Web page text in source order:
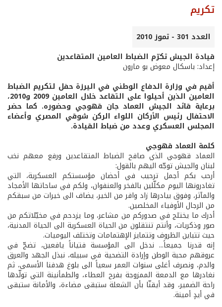
تكريم
العدد 301 - تموز 2010
قيادة الجيش تكرّم الضباط العامين المتقاعدين
إعداد: باسكال معوض بو مارون
أقيم في وزارة الدفاع الوطني في اليرزة حفل لتكريم الضباط
العامين الذين أحيلوا على التقاعد خلال العامين 2009 و2010،
برعاية قائد الجيش العماد جان قهوجي وحضوره. كما حضر
الاحتفال رئيس الأركان اللواء الركن شوقي المصري وأعضاء
المجلس العسكري وعدد من ضباط القيادة.
كلمة العماد قهوجي
العماد قهوجي الذي صافح الضباط المتقاعدين ورفع معهم نخب
لبنان والجيش توجّه اليهم بالقول:
أرحب بكم أجمل ترحيب في أحضان مؤسستكم العسكرية، التي
تغادرونها اليوم مكلّلين بالفخر والعنفوان، ولكم في ساحاتها الأمجاد
والمآثر، وفوق بيادرها زاد وافر من الخير، يضاف الى خيرات من سبقكم
من الرجال الأوفياء المخلصين.
أدرك ما يختلج في صدوركم من مشاعر، وما يزدحم في مخيّلاتكم من
صور وذكريات، وأنتم تنتقلون من الحياة العسكرية الى الحياة المدنية،
حيث تتباين الظروف وتتمايز الإهتمامات وتختلف اليوميات.
إنه قدرنا جميعاً... ندخل الى المؤسسة فتياناً يافعين، تضجّ في
عروقهم محبة الوطن وإرادة التضحية في سبيله، نبذل الجهد والعرق
والدم، ونصرف أغلى سنوات العمر سعياً الى بلوغ هدفنا الأسمى، ثم
نغادرها مع الدمعة الممزوجة بفرح العطاء، والطمأنينة التي تولّدها
راحة الضمير، وقد أيقنّا بأن الشعلة ستبقى مضاءة، والأمانة ستبقى
في أيدٍ أمينة.